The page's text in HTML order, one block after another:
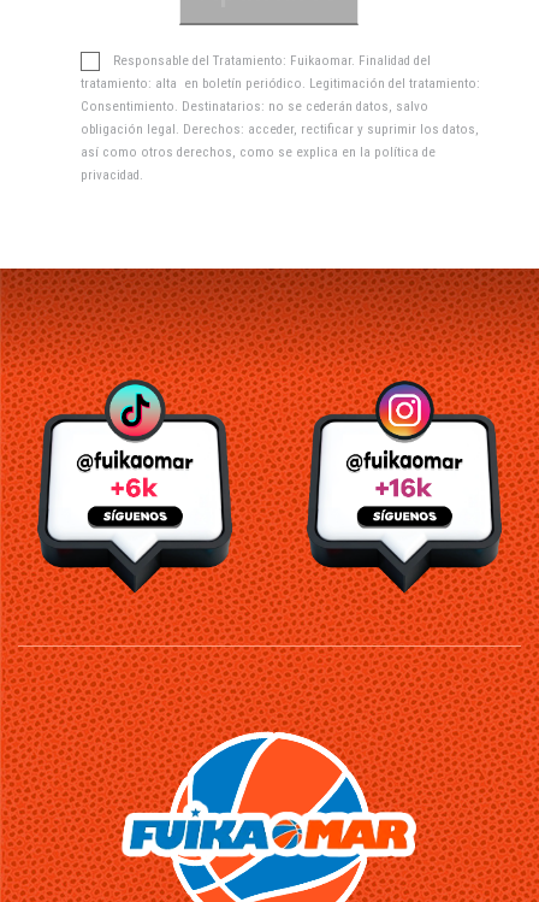
Responsable del Tratamiento: Fuikaomar. Finalidad del
tratamiento: alta en boletín periódico. Legitimación del tratamiento:
Consentimiento. Destinatarios: no se cederán datos, salvo
obligación legal. Derechos: acceder, rectificar y suprimir los datos,
así como otros derechos, como se explica en la política de
privacidad .